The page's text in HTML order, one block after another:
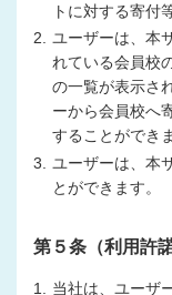
トに対する寄付
2. ユーザーは、本
れている会員校
の一覧が表示さ
ーから会員校へ
することができ
3.
ユーザーは、本
とができます。
第５条（利用許諾
1.
当社は、ユーザ